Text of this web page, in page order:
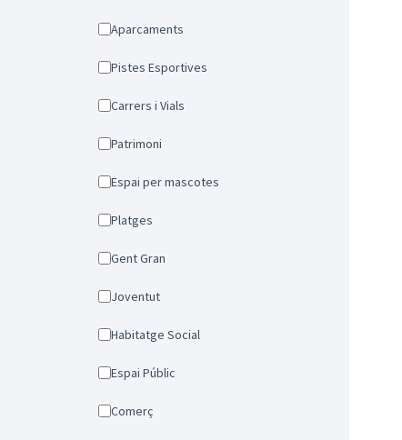
Aparcaments
Pistes Esportives
Carrers i Vials
Patrimoni
Espai per mascotes
Platges
Gent Gran
Joventut
Habitatge Social
Espai Públic
Comerç